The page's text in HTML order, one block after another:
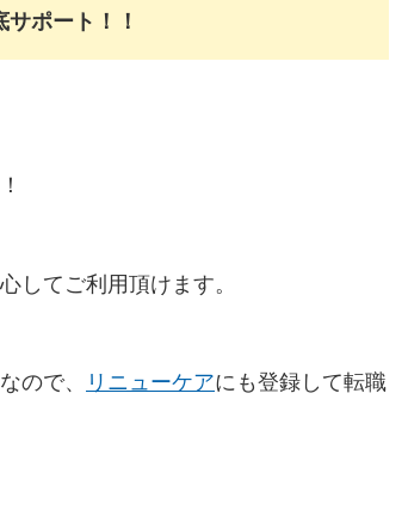
サポート！！
してご利用頂けます。
ので、 リニューケアにも登録して転職